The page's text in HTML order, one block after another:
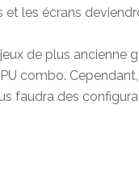
et les écrans
de plus ancienne
combo.
faudra des